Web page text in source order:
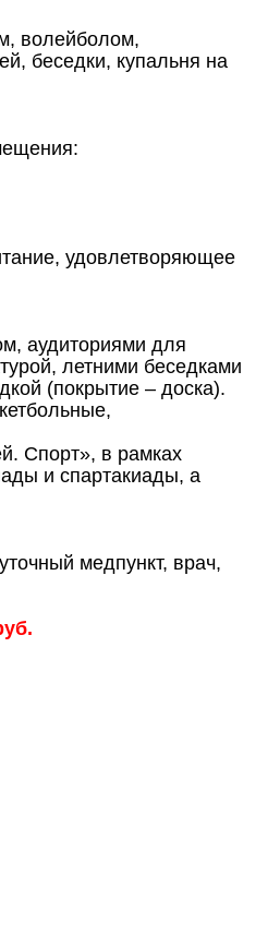
волейболом,
беседки, купальня на
удовлетворяющее
аудиториями для
летними беседками
(покрытие – доска).
Спорт», в рамках
и спартакиады, а
медпункт, врач,